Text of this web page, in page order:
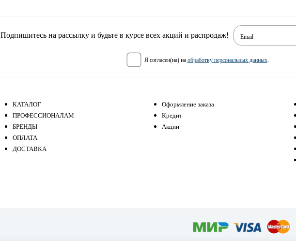
Подпишитесь на рассылку и будьте в курсе всех акций и распродаж! Email
я согласен(на) на обработку персональных данных.
КАТАЛОГ
ПРОФЕССИОНАЛАМ
БРЕНДЫ
ОПЛАТА
ДОСТАВКА
Оформление заказа
Кредит
Акции